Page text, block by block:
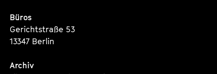
Büros
Gerichtstraße 53
13347 Berlin
Archiv